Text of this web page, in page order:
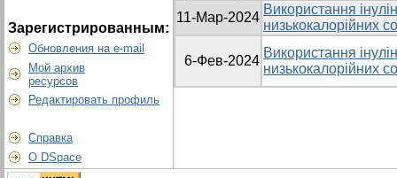
Зарегистрированным:
Обновления на e-mail
Мой архив
ресурсов
Редактировать профиль
Справка
О DSpace
11-Мар-2024
Використання
низькокалорійних
6-Фев-2024
Використання
низькокалорійних